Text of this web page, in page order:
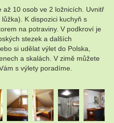
10 osob ve 2 ložnicích. Uvnitř
K dispozici kuchyň s
na potraviny. V podkroví je
stezek a dalších
si udělat výlet do Polska,
a skalách. V zimě můžete
s výlety poradíme.